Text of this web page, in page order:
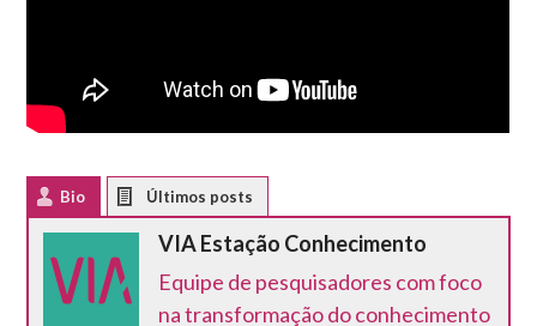
Bio
VIA Estação Conhecimento
Equipe de pesquisadores com foco
na transformação do conhecimento